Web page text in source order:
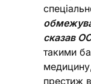
сказав
такими
престиж